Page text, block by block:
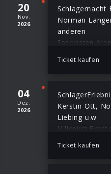
20
Nov.
2026
Schlagernacht
Norman
anderen
Sparkassen-
Ticket kaufen
04
Dez.
2026
Kerstin Ott,
Liebing u.w
Millenium Event
Ticket kaufen